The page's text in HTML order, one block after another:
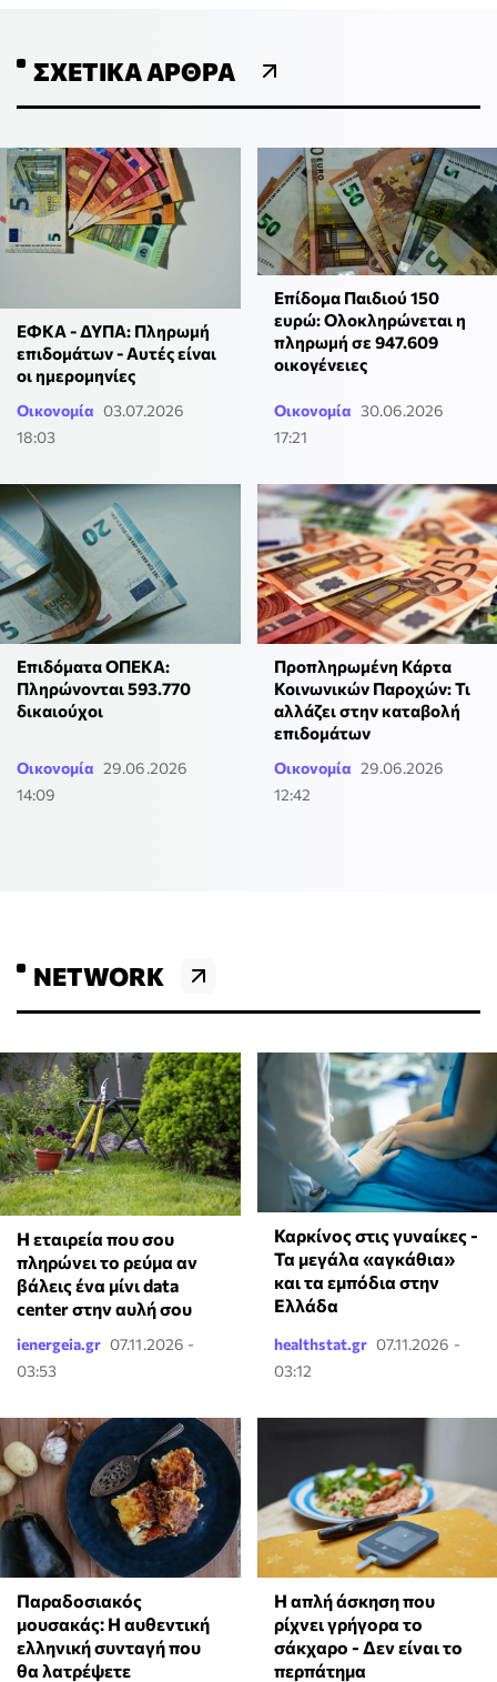
ΣΧΕΤΙΚΆ ΆΡΘΡΑ
ΕΦΚΑ - ΔΥΠΑ: Πληρωμή
επιδομάτων - Αυτές είναι
οι ημερομηνίες
Οικονομία 03.07.2026
18:03
Επίδομα Παιδιού 150
ευρώ: Ολοκληρώνεται η
πληρωμή σε 947.609
οικογένειες
Οικονομία 30.06.2026
17:21
Επιδόματα ΟΠΕΚΑ:
Πληρώνονται 593.770
δικαιούχοι
Οικονομία 29.06.2026
14:09
Προπληρωμένη Κάρτα
Κοινωνικών Παροχών: Τι
αλλάζει στην καταβολή
επιδομάτων
Οικονομία 29.06.2026
12:42
NETWORK
Η εταιρεία που σου
πληρώνει το ρεύμα αν
βάλεις ένα μίνι data
center στην αυλή σου
ienergeia.gr 07.11.2026 -
03:53
Καρκίνος στις γυναίκες -
Τα μεγάλα «αγκάθια»
και τα εμπόδια στην
Ελλάδα
healthstat.gr 07.11.2026 -
03:12
Παραδοσιακός
μουσακάς: Η αυθεντική
ελληνική συνταγή που
θα λατρέψετε
Η απλή άσκηση που
ρίχνει γρήγορα το
σάκχαρο - Δεν είναι το
περπάτημα